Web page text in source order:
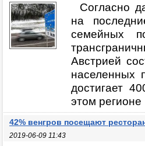
Согласно
на
семейных
Австрией
населенных
достигает
этом регионе
42% венгров посещают
2019-06-09 11:43